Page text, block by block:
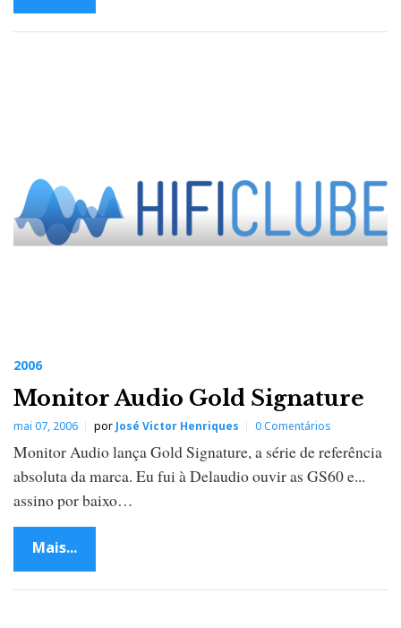
2006
Monitor Audio Gold Signature
mai 07, 2006 por José Victor Henriques 0 Comentários
Monitor Audio lança Gold Signature, a série de referência
absoluta da marca. Eu fui à Delaudio ouvir as GS60 e...
assino por baixo…
Mais...